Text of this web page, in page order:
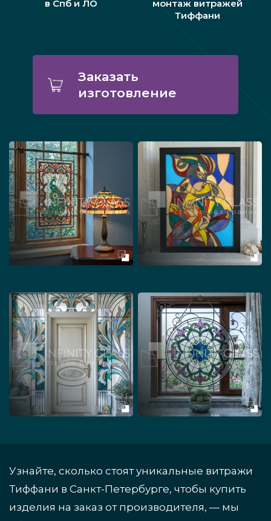
в Спб и ЛО
монтаж витражей
Тиффани
Заказать
изготовление
Узнайте, сколько стоят уникальные витражи
Тиффани в Санкт-Петербурге, чтобы купить
изделия на заказ от производителя, — мы